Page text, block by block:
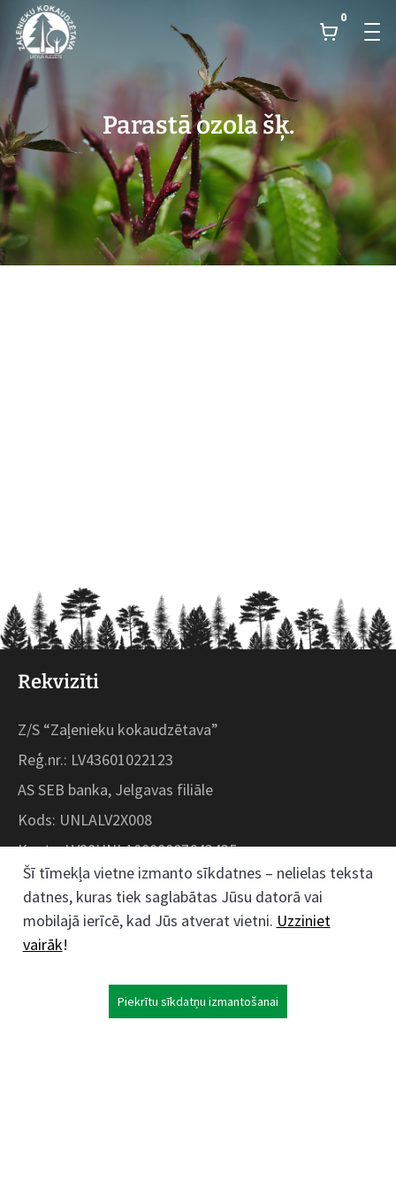
0
Parastā ozola šķ.
Rekvizīti
Z/S “Zaļenieku kokaudzētava”
Reģ.nr.: LV43601022123
AS SEB banka, Jelgavas filiāle
Kods: UNLALV2X008
Konts: LV28UNLA0008007643435
Kokaudzētavas iela 1, Zaļenieki, Zaļenieku
pagasts, Jelgavas novads, LV- 3011, Latvija
Šī tīmekļa vietne izmanto sīkdatnes – nelielas teksta
datnes, kuras tiek saglabātas Jūsu datorā vai
mobilajā ierīcē, kad Jūs atverat vietni. Uzziniet
vairāk!
Piekrītu sīkdatņu izmantošanai